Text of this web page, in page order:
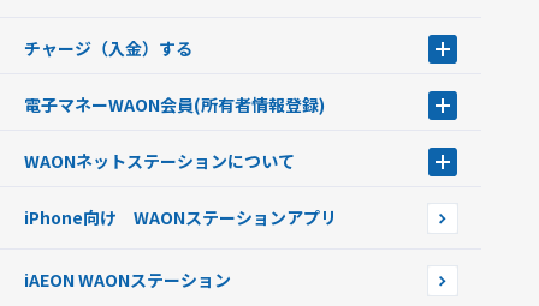
チャージ（入金）する
現金でチャージする
銀行口座・ATMからチャージする
オートチャージ
ポイントからチャージする
チャージ上限金額の変更について
電子マネーWAON会員(所有者情報登録)
WAON POINTサービス会員登録に伴う個人データの共同利用のお知
WAONネットステーションについて
WAONネットステーションWAON端末について
iPhone向け WAONステーションアプリ
iAEON WAONステーション